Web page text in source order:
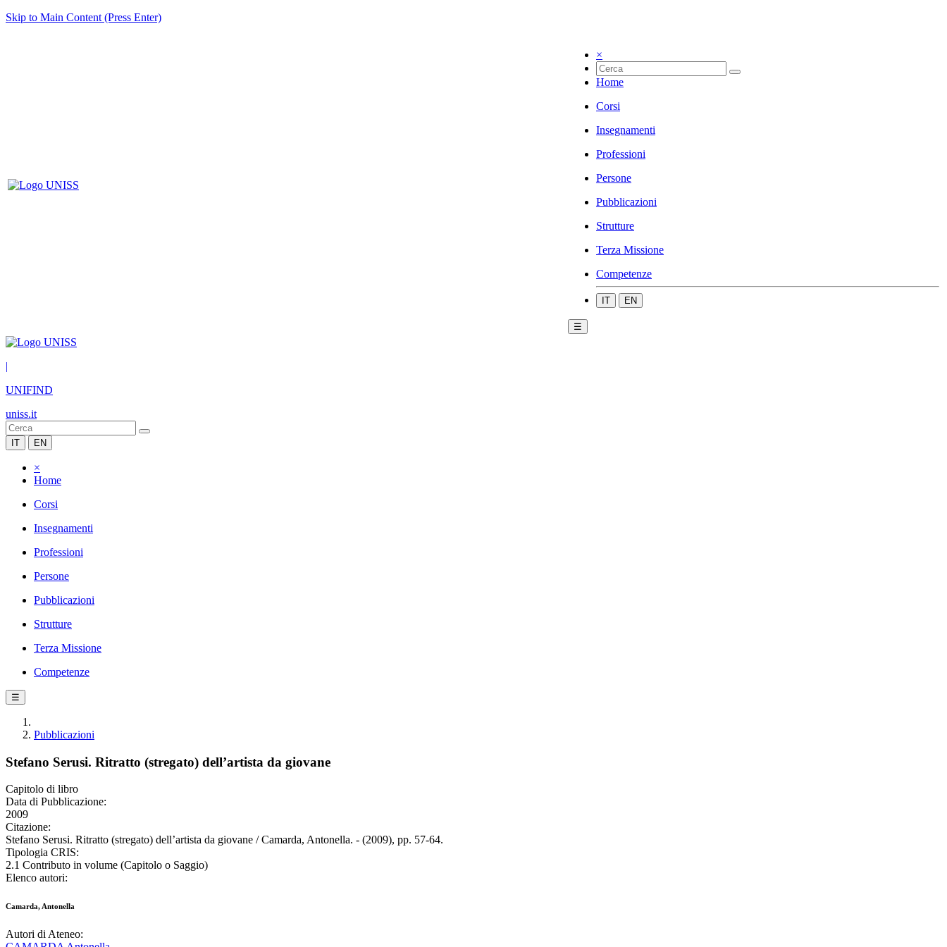
Skip to Main Content (Press Enter)
×
Home
Corsi
Insegnamenti
Professioni
Persone
Pubblicazioni
Strutture
Terza Missione
Competenze
IT EN
☰
|
UNIFIND
uniss.it
IT EN
×
Home
Corsi
Insegnamenti
Professioni
Persone
Pubblicazioni
Strutture
Terza Missione
Competenze
☰
Pubblicazioni
Stefano Serusi. Ritratto (stregato) dell’artista da giovane
Capitolo di libro
Data di Pubblicazione:
2009
Citazione:
Stefano Serusi. Ritratto (stregato) dell’artista da giovane / Camarda, Antonella. - (2009), pp. 57-64.
Tipologia CRIS:
2.1 Contributo in volume (Capitolo o Saggio)
Elenco autori:
Camarda, Antonella
Autori di Ateneo: